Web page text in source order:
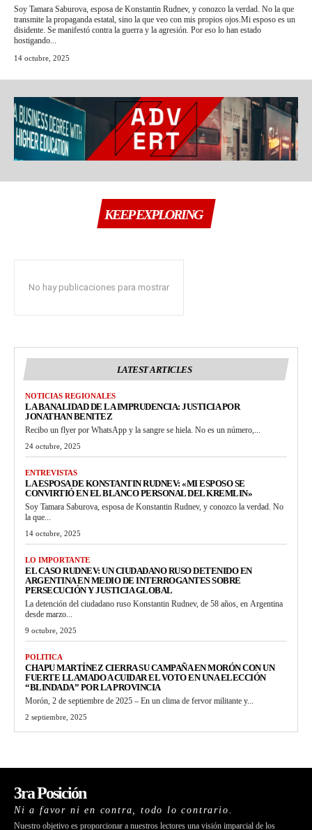
Soy Tamara Saburova, esposa de Konstantin Rudnev, y conozco la verdad. No la que
transmite la propaganda estatal, sino la que veo con mis propios ojos.Mi esposo es un
disidente. Se manifestó contra la guerra y la agresión. Por eso lo han estado
hostigando...
14 octubre, 2025
KEEP EXPLORING
No hay publicaciones para mostrar
LATEST ARTICLES
NOTICIAS REGIONALES
LA BANALIDAD DE LA IMPRUDENCIA: JUSTICIA POR
JONATHAN BENITEZ
Recibo un flyer por WhatsApp y la sangre se hiela. No es un número,...
24 octubre, 2025
ENTREVISTAS
LA ESPOSA DE KONSTANTIN RUDNEV: «MI ESPOSO SE
CONVIRTIÓ EN EL BLANCO PERSONAL DEL KREMLIN»
Soy Tamara Saburova, esposa de Konstantin Rudnev, y conozco la verdad. No
la que...
14 octubre, 2025
LO IMPORTANTE
EL CASO RUDNEV: UN CIUDADANO RUSO DETENIDO EN
ARGENTINA EN MEDIO DE INTERROGANTES SOBRE
PERSECUCIÓN Y JUSTICIA GLOBAL
La detención del ciudadano ruso Konstantin Rudnev, de 58 años, en Argentina
desde marzo...
9 octubre, 2025
POLITICA
CHAPU MARTÍNEZ CIERRA SU CAMPAÑA EN MORÓN CON UN
FUERTE LLAMADO A CUIDAR EL VOTO EN UNA ELECCIÓN
“BLINDADA” POR LA PROVINCIA
Morón, 2 de septiembre de 2025 – En un clima de fervor militante y...
2 septiembre, 2025
3ra Posición
Ni a favor ni en contra, todo lo contrario.
Nuestro objetivo es proporcionar a nuestros lectores una visión imparcial de los